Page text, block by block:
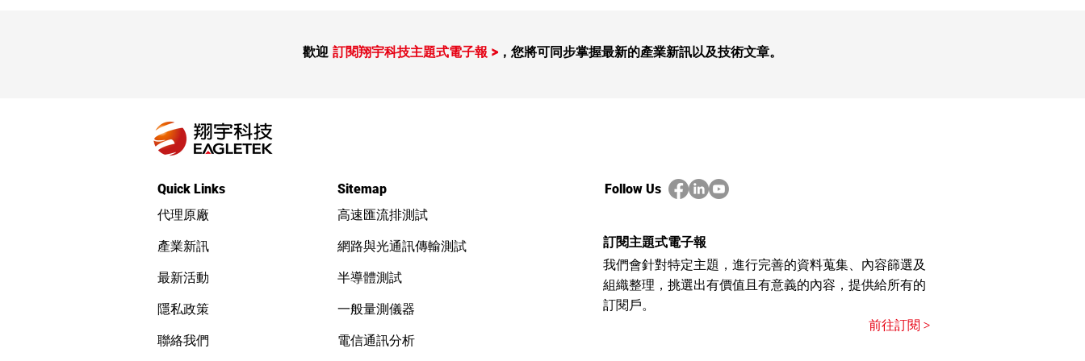
Nmap vulns 漏洞管理呼叫函
查詢漏洞紀錄
歡迎 訂閱翔宇科技主題式電子報 > ，您將可同步掌握最新的產業新訊以及技術文章。
Quick Links
代理原廠
產業新訊
最新活動
隱私政策
聯絡我們
Sitemap
高速匯流排測試
網路與光通訊傳輸測試
半導體測試
一般量測儀器
電信通訊分析
Follow Us
訂閱主題式電子報
我們會針對特定主題，進行完善的資料蒐集、內容篩選及
組織整理，挑選出有價值且有意義的內容，提供給所有的
訂閱戶。
前往訂閱 >